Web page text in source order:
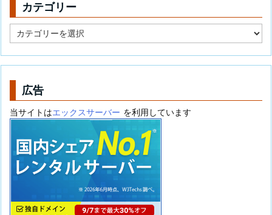
カテゴリー
テ
リ
広告
当サイトはエックスサーバー を利用しています